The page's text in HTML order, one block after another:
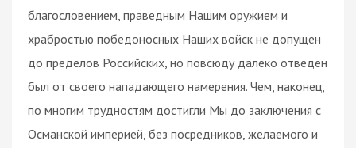
благословением, праведным Нашим оружием и
храбростью победоносных Наших войск не допущен
до пределов Российских, но повсюду далеко отведен
был от своего нападающего намерения. Чем, наконец,
по многим трудностям достигли Мы до заключения с
Османской империей, без посредников, желаемого и